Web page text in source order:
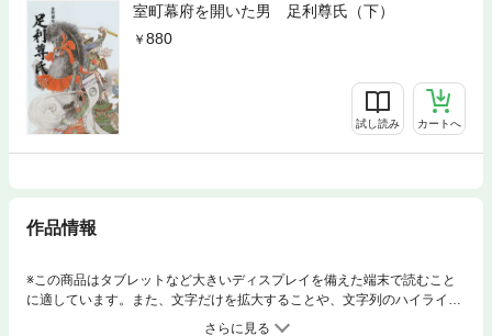
室町幕府を開いた男 足利尊氏（下）
880
試し読み カートへ
作品情報
※この商品はタブレットなど大きいディスプレイを備えた端末で読むこと
に適しています。また、文字だけを拡大することや、文字列のハイライ
ト、検索、辞書の参照、引用などの機能が使用できません。鎌倉幕府の失